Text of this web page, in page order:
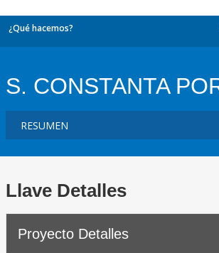
¿Qué hacemos?
S. CONSTANTA
Llave Detalles
Proyecto Detalles